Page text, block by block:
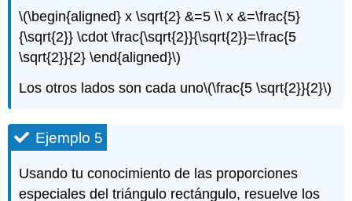
\(\begin{aligned} x \sqrt{2} &=5 \\ x &=\frac{5}
{\sqrt{2}} \cdot \frac{\sqrt{2}}{\sqrt{2}}=\frac{5
\sqrt{2}}{2} \end{aligned}\)
Los otros lados son cada uno\(\frac{5 \sqrt{2}}{2}\)
Ejemplo 5
Usando tu conocimiento de las proporciones
especiales del triángulo rectángulo, resuelve los